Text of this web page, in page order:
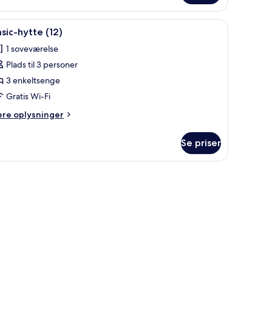
foran og blomsterflet på verandaen.En række hytter med hvide blomsterkasser
2 hytte (12)
1 soveværelse
Plads til 3 personer
3 enkeltsenge
Gratis Wi-Fi
oplysninger
Se priser
foran og blomsterflet på verandaen.